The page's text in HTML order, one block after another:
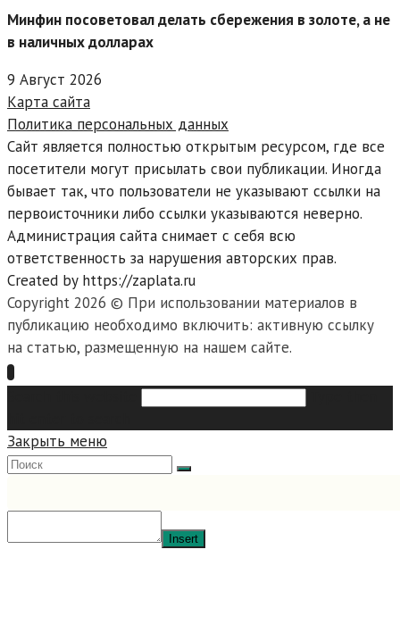
Минфин посоветовал делать сбережения в золоте, а не
в наличных долларах
9 Август 2026
Карта сайта
Политика персональных данных
Сайт является полностью открытым ресурсом, где все
посетители могут присылать свои публикации. Иногда
бывает так, что пользователи не указывают ссылки на
первоисточники либо ссылки указываются неверно.
Администрация сайта снимает с себя всю
ответственность за нарушения авторских прав.
Created by https://zaplata.ru
Copyright 2026 © При использовании материалов в
публикацию необходимо включить: активную ссылку
на статью, размещенную на нашем сайте.
Закрыть меню
Insert